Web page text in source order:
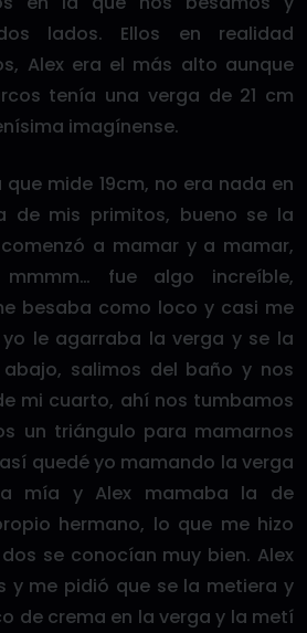
lados. Ellos en realidad
Alex era el más alto aunque
tenía una verga de 21 cm
imagínense.
mide 19cm, no era nada en
de mis primitos, bueno se la
a mamar y a mamar,
fue algo increíble,
besaba como loco y casi me
le agarraba la verga y se la
salimos del baño y nos
mi cuarto, ahí nos tumbamos
un triángulo para mamarnos
quedé yo mamando la verga
mía y Alex mamaba la de
hermano, lo que me hizo
se conocían muy bien. Alex
y me pidió que se la metiera y
de crema en la verga y la metí